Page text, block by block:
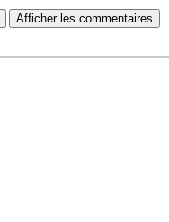
Afficher les commentaires